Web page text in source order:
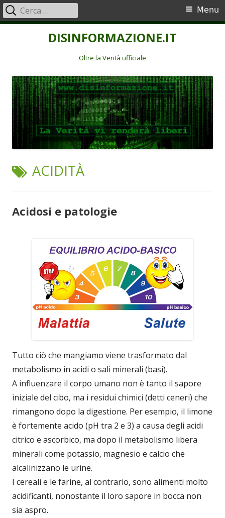
DISINFORMAZIONE.IT
Oltre la Verità ufficiale
Menu
principale
Menu
Ricerca
per:
TAG:
ACIDITÀ
Acidosi e patologie
Tutto ciò che mangiamo viene trasformato dal
metabolismo in acidi o sali minerali (basi).
A influenzare il corpo umano non è tanto il sapore
iniziale del cibo, ma i residui chimici (detti ceneri) che
rimangono dopo la digestione. Per esempio, il limone
è fortemente acido (pH tra 2 e 3) a causa degli acidi
citrico e ascorbico, ma dopo il metabolismo libera
minerali come potassio, magnesio e calcio che
alcalinizzano le urine.
I cereali e le farine, al contrario, sono alimenti molto
acidificanti, nonostante il loro sapore in bocca non
sia aspro.